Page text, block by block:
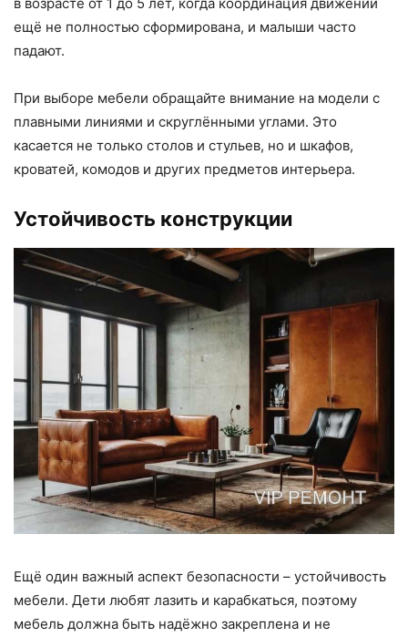
ещё не полностью сформирована, и малыши часто
падают.
При выборе мебели обращайте внимание на модели с
плавными линиями и скруглёнными углами. Это
касается не только столов и стульев, но и шкафов,
кроватей, комодов и других предметов интерьера.
Устойчивость конструкции
Ещё один важный аспект безопасности – устойчивость
мебели. Дети любят лазить и карабкаться, поэтому
мебель должна быть надёжно закреплена и не